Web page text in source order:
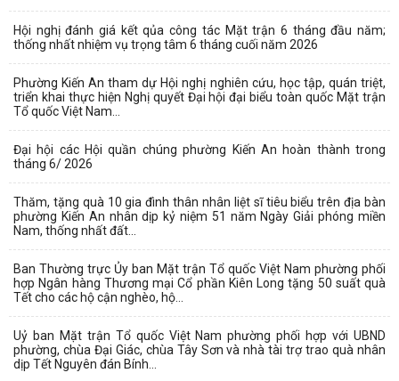
Hội nghị đánh giá kết qủa công tác Mặt trận 6 tháng đầu năm;
thống nhất nhiệm vụ trọng tâm 6 tháng cuối năm 2026
Phường Kiến An tham dự Hội nghị nghiên cứu, học tập, quán triệt,
triển khai thực hiện Nghị quyết Đại hội đại biểu toàn quốc Mặt trận
Tổ quốc Việt Nam...
Đại hội các Hội quần chúng phường Kiến An hoàn thành trong
tháng 6/ 2026
Thăm, tặng quà 10 gia đình thân nhân liệt sĩ tiêu biểu trên địa bàn
phường Kiến An nhân dịp kỷ niệm 51 năm Ngày Giải phóng miền
Nam, thống nhất đất...
Ban Thường trực Ủy ban Mặt trận Tổ quốc Việt Nam phường phối
hợp Ngân hàng Thương mại Cổ phần Kiên Long tặng 50 suất quà
Tết cho các hộ cận nghèo, hộ...
Uỷ ban Mặt trận Tổ quốc Việt Nam phường phối hợp với UBND
phường, chùa Đại Giác, chùa Tây Sơn và nhà tài trợ trao quà nhân
dịp Tết Nguyên đán Bính...